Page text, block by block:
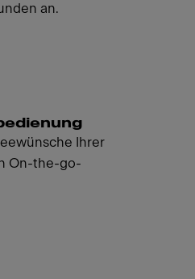
an.
Ihrer
On-the-go-